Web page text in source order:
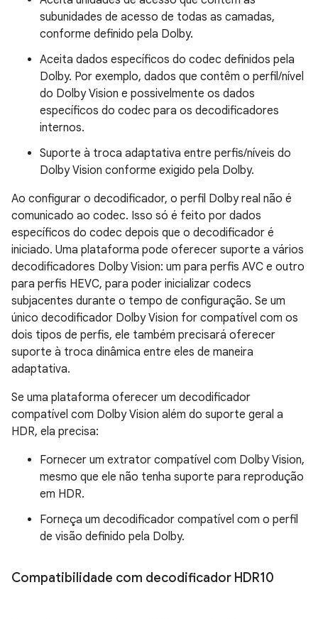
subunidades de acesso de todas as camadas,
conforme definido pela Dolby.
Aceita dados específicos do codec definidos pela
Dolby. Por exemplo, dados que contêm o perfil/nível
do Dolby Vision e possivelmente os dados
específicos do codec para os decodificadores
internos.
Suporte à troca adaptativa entre perfis/níveis do
Dolby Vision conforme exigido pela Dolby.
Ao configurar o decodificador, o perfil Dolby real não é
comunicado ao codec. Isso só é feito por dados
específicos do codec depois que o decodificador é
iniciado. Uma plataforma pode oferecer suporte a vários
decodificadores Dolby Vision: um para perfis AVC e outro
para perfis HEVC, para poder inicializar codecs
subjacentes durante o tempo de configuração. Se um
único decodificador Dolby Vision for compatível com os
dois tipos de perfis, ele também precisará oferecer
suporte à troca dinâmica entre eles de maneira
adaptativa.
Se uma plataforma oferecer um decodificador
compatível com Dolby Vision além do suporte geral a
HDR, ela precisa:
Fornecer um extrator compatível com Dolby Vision,
mesmo que ele não tenha suporte para reprodução
em HDR.
Forneça um decodificador compatível com o perfil
de visão definido pela Dolby.
Compatibilidade com decodificador HDR10